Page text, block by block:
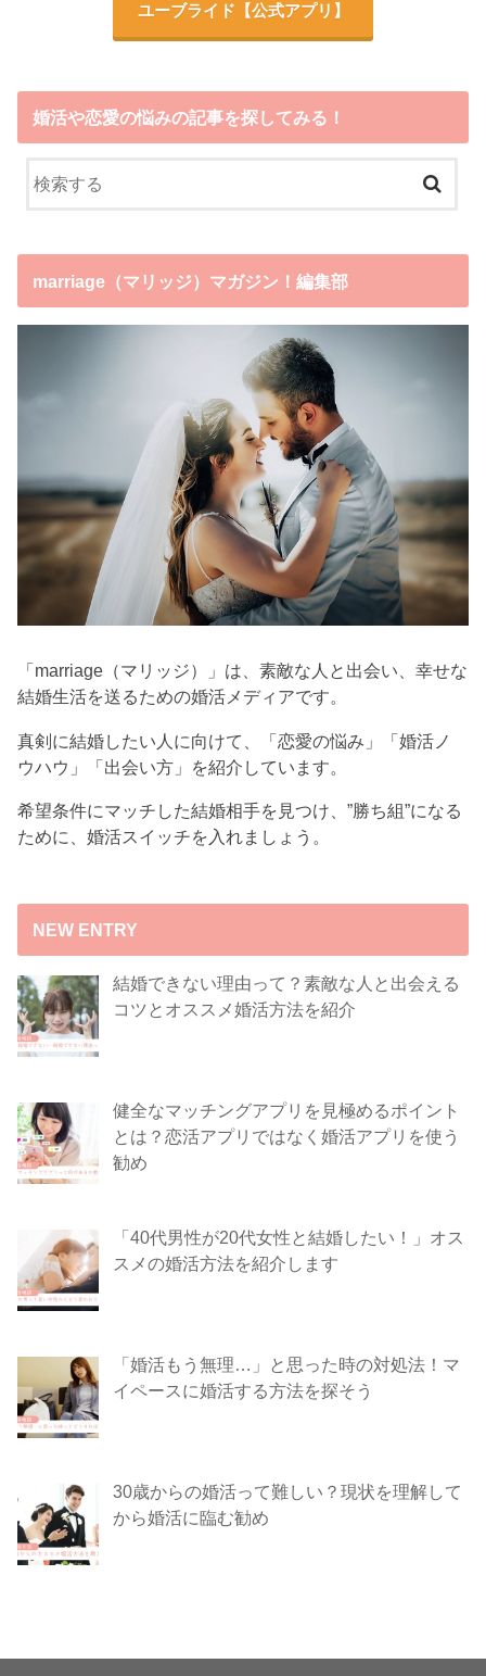
ユーブライド 【公式アプリ】
婚活や恋愛の悩みの記事を探してみる！
marriage（マリッジ）マガジン！編集部
「marriage（マリッジ）」は、素敵な人と出会い、幸せな
結婚生活を送るための婚活メディアです。
真剣に結婚したい人に向けて、「恋愛の悩み」「婚活ノ
ウハウ」「出会い方」を紹介しています。
希望条件にマッチした結婚相手を見つけ、”勝ち組”になる
ために、婚活スイッチを入れましょう。
NEW ENTRY
結婚できない理由って？素敵な人と出会える
コツとオススメ婚活方法を紹介
健全なマッチングアプリを見極めるポイント
とは？恋活アプリではなく婚活アプリを使う
勧め
「40代男性が20代女性と結婚したい！」オス
スメの婚活方法を紹介します
「婚活もう無理…」と思った時の対処法！マ
イペースに婚活する方法を探そう
30歳からの婚活って難しい？現状を理解して
から婚活に臨む勧め